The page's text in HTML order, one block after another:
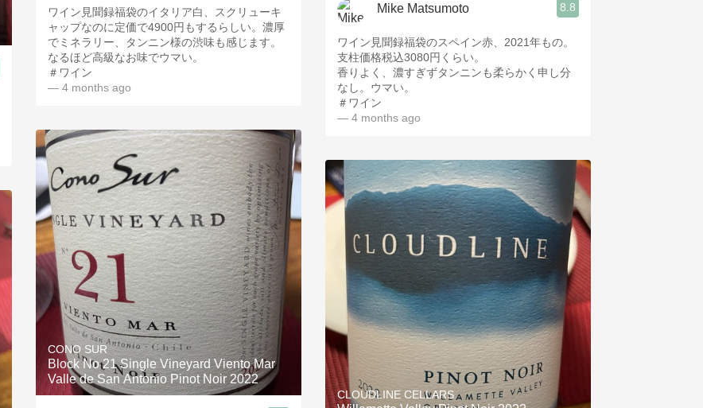
ワイン見聞録福袋のイタリア白、スクリューキ
ャップなのに定価で4900円もするらしい。濃厚
でミネラリー、タンニン様の渋味も感じます。
なるほど高級なお味でウマい。
＃ワイン
— 4 months ago
CONO SUR
Block No 21 Single Vineyard Viento Mar
Valle de San Antonio Pinot Noir 2022
Mike Matsumoto 8.8
ワイン見聞録福袋のスペイン赤、2021年もの。
支柱価格税込3080円くらい。
香りよく、濃すぎずタンニンも柔らかく申し分
なし。ウマい。
＃ワイン
— 4 months ago
CLOUDLINE CELLARS